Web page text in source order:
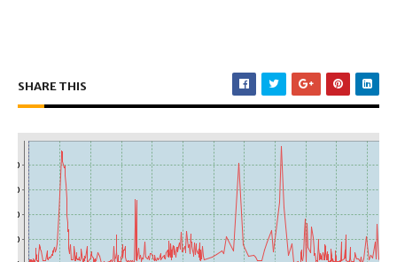
SHARE THIS